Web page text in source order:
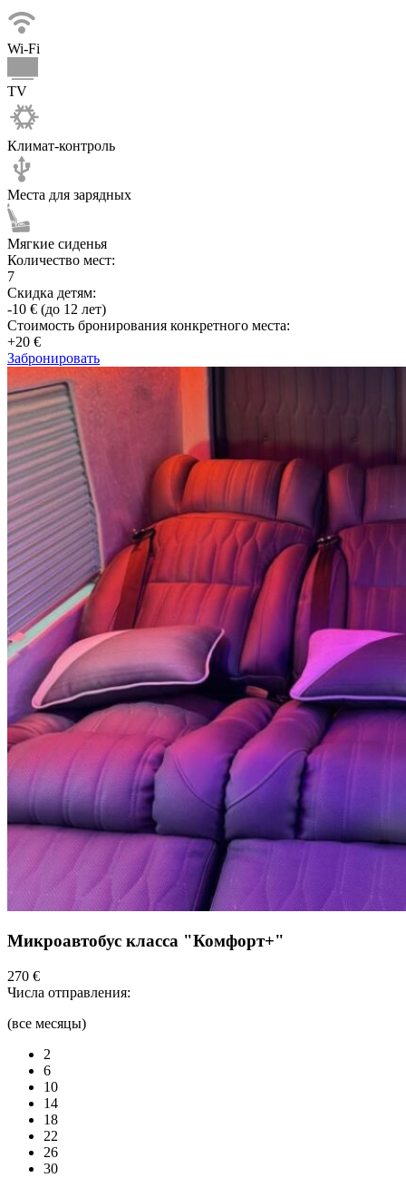
Wi-Fi
TV
Климат-контроль
Места для зарядных
Мягкие сиденья
Количество мест:
7
Скидка детям:
-10 € (до 12 лет)
Стоимость бронирования конкретного места:
+20 €
Забронировать
Микроавтобус класса "Комфорт+"
270 €
Числа отправления:
(все месяцы)
2
6
10
14
18
22
26
30